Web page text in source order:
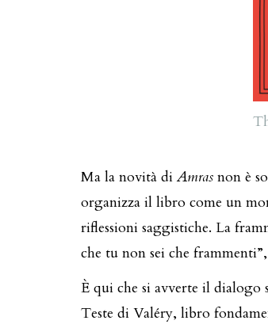
Ma la novità di Amras non è
organizza il libro come un
riflessioni saggistiche. La
che tu non sei che
È qui che si avverte il
Teste di Valéry, libro